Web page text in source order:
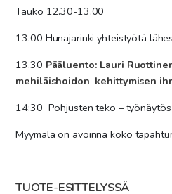
Tauko 12.30-13.00
13.00 Hunajarinki yhteistyötä
13.30 Pääluento: Lauri
mehiläishoidon kehittymisen
14:30 Pohjusten teko –
Myymälä on avoinna koko
TUOTE-ESITTELYSSÄ